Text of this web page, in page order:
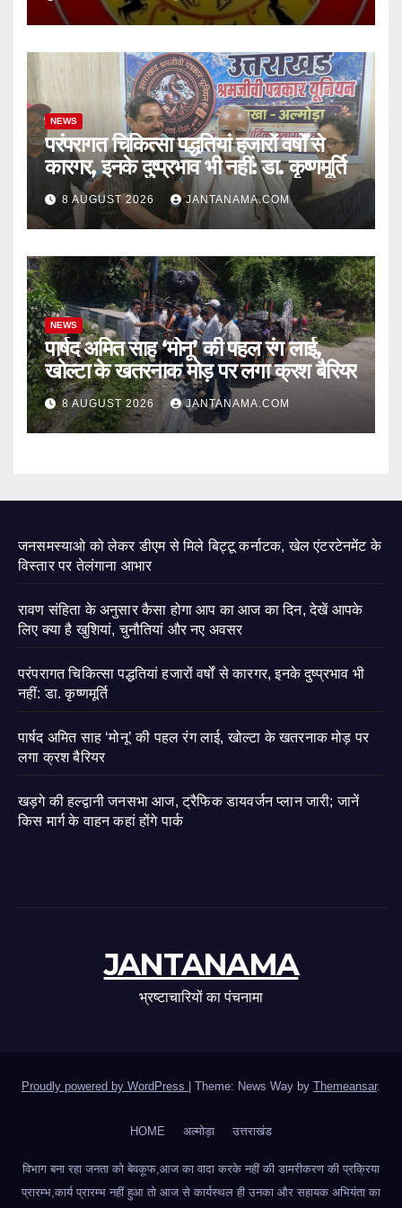
NEWS
परंपरागत चिकित्सा पद्धतियां हजारों वर्षों से
कारगर, इनके दुष्प्रभाव भी नहीं: डा. कृष्णमूर्ति
8 AUGUST 2026 JANTANAMA.COM
NEWS
पार्षद अमित साह ‘मोनू’ की पहल रंग लाई,
खोल्टा के खतरनाक मोड़ पर लगा क्रश बैरियर
8 AUGUST 2026 JANTANAMA.COM
जनसमस्याओ को लेकर डीएम से मिले बिट्टू कर्नाटक, खेल एंटरटेनमेंट के
विस्तार पर तेलंगाना आभार
रावण संहिता के अनुसार कैसा होगा आप का आज का दिन, देखें आपके
लिए क्या है खुशियां, चुनौतियां और नए अवसर
परंपरागत चिकित्सा पद्धतियां हजारों वर्षों से कारगर, इनके दुष्प्रभाव भी
नहीं: डा. कृष्णमूर्ति
पार्षद अमित साह ‘मोनू’ की पहल रंग लाई, खोल्टा के खतरनाक मोड़ पर
लगा क्रश बैरियर
खड़गे की हल्द्वानी जनसभा आज, ट्रैफिक डायवर्जन प्लान जारी; जानें
किस मार्ग के वाहन कहां होंगे पार्क
JANTANAMA
भ्रष्टाचारियों का पंचनामा
Proudly powered by WordPress Theme: News Way by Themeansar.
HOME अल्मोड़ा उत्तराखंड
विभाग बना रहा जनता को बेवकूफ,आज का वादा करके नहीं की डामरीकरण की प्रक्रिया
प्रारम्भ,कार्य प्रारम्भ नहीं हुआ तो आज से कार्यस्थल ही उनका और सहायक अभियंता का